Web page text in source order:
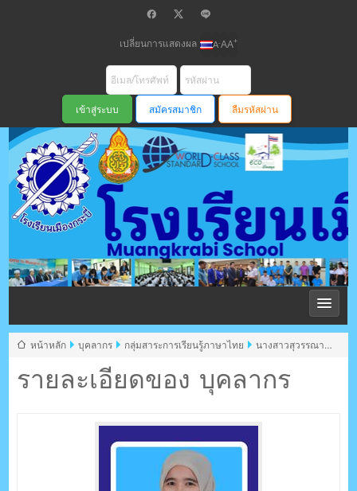
เปลี่ยนการแสดงผล A-AA+
สมัครสมาชิก ลืมรหัสผ่าน
โรงเรียนเมือง
กระบี่ สพม
ตรัง กระบี่
รายละเอียดของ บุคลากร
หน้าหลัก บุคลากร กลุ่มสาระการเรียนรู้ภาษาไทย
นางสาวสุวรรณา